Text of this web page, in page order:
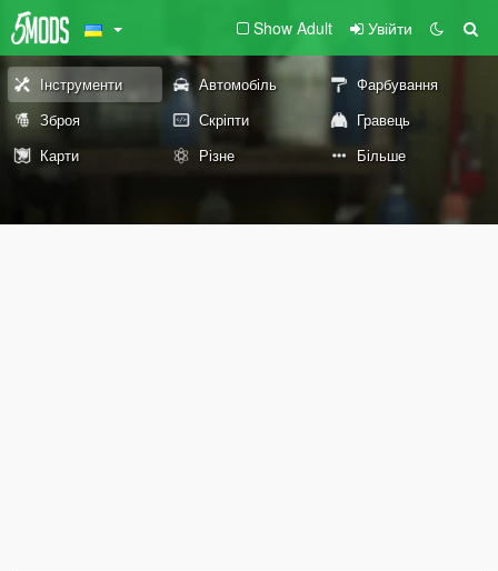
Show Adult Увійти
Інструменти Автомобіль
Фарбування
Зброя
Скріпти
Гравець
Карти
Різне Більше